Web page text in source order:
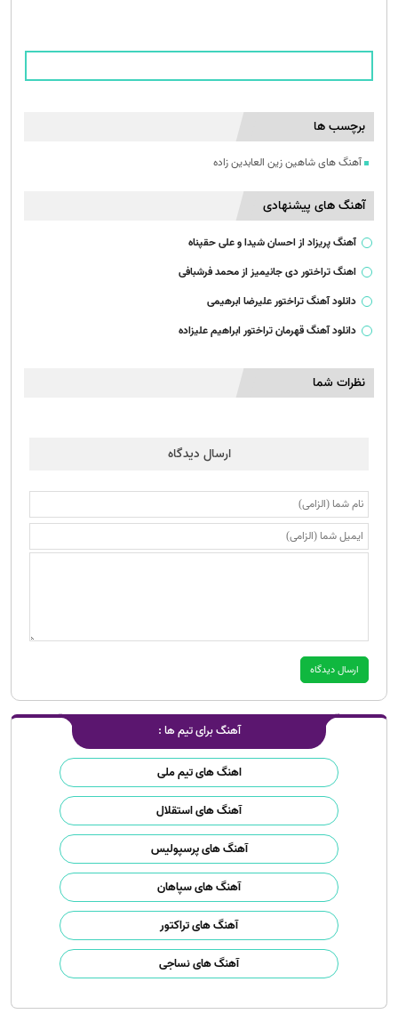
آهنگ برای تیم ها :
اهنگ های تیم ملی
آهنگ های استقلال
آهنگ های پرسپولیس
آهنگ های سپاهان
آهنگ های تراکتور
آهنگ های نساجی
برچسب ها
آهنگ های شاهین زین العابدین زاده
آهنگ های پیشنهادی
آهنگ پریزاد از احسان شیدا و علی حقپناه
اهنگ تراختور دی جانیمیز از محمد فرشبافی
دانلود آهنگ تراختور علیرضا ابرهیمی
دانلود آهنگ قهرمان تراختور ابراهیم علیزاده
نظرات شما
ارسال دیدگاه